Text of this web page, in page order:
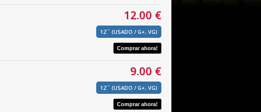
12.00 €
12´´ (USADO / G+, VG)
9.00 €
12´´ (USADO / G+, VG)